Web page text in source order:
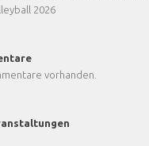
2026
vorhanden.